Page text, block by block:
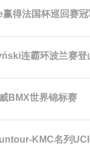
得法国杯巡回赛冠
连霸环波兰赛登
BMX世界锦标赛
KMC名列